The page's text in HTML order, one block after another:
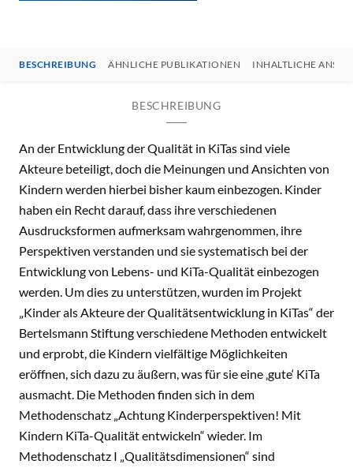
BESCHREIBUNG ÄHNLICHE PUBLIKATIONEN INHALTLICHE
BESCHREIBUNG
An der Entwicklung der Qualität in KiTas sind viele
Akteure beteiligt, doch die Meinungen und Ansichten von
Kindern werden hierbei bisher kaum einbezogen. Kinder
haben ein Recht darauf, dass ihre verschiedenen
Ausdrucksformen aufmerksam wahrgenommen, ihre
Perspektiven verstanden und sie systematisch bei der
Entwicklung von Lebens- und KiTa-Qualität einbezogen
werden. Um dies zu unterstützen, wurden im Projekt
„Kinder als Akteure der Qualitätsentwicklung in KiTas“ der
Bertelsmann Stiftung verschiedene Methoden entwickelt
und erprobt, die Kindern vielfältige Möglichkeiten
eröffnen, sich dazu zu äußern, was für sie eine ‚gute‘ KiTa
ausmacht. Die Methoden finden sich in dem
Methodenschatz „Achtung Kinderperspektiven! Mit
Kindern KiTa-Qualität entwickeln“ wieder. Im
Methodenschatz I „Qualitätsdimensionen“ sind